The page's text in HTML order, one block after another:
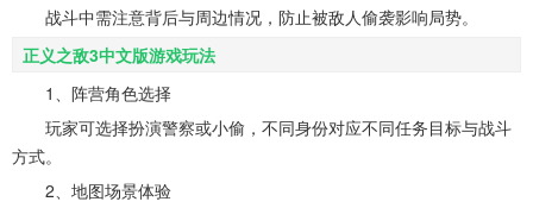
战斗中需注意背后与周边情况，防止被敌人偷袭影响局势。
正义之敌3中文版游戏玩法
1、阵营角色选择
玩家可选择扮演警察或小偷，不同身份对应不同任务目标与战斗
方式。
2、地图场景体验